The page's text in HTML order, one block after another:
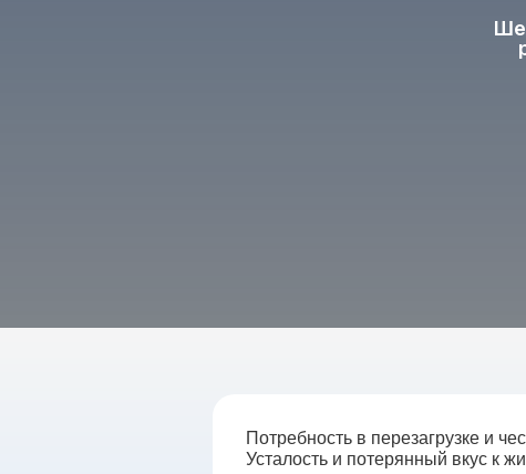
Потребность в перезагрузке и
Усталость и потерянный вкус к